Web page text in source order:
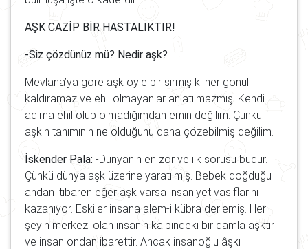
AŞK CAZİP BİR HASTALIKTIR!
-Siz çözdünüz mü? Nedir aşk?
Mevlana’ya göre aşk öyle bir sırmış ki her gönül
kaldıramaz ve ehli olmayanlar anlatılmazmış. Kendi
adıma ehil olup olmadığımdan emin değilim. Çünkü
aşkın tanımının ne olduğunu daha çözebilmiş değilim.
İskender Pala: -Dünyanın en zor ve ilk sorusu budur.
Çünkü dünya aşk üzerine yaratılmış. Bebek doğduğu
andan itibaren eğer aşk varsa insaniyet vasıflarını
kazanıyor. Eskiler insana alem-i kübra derlemiş. Her
şeyin merkezi olan insanın kalbindeki bir damla aşktır
ve insan ondan ibarettir. Ancak insanoğlu âşkı